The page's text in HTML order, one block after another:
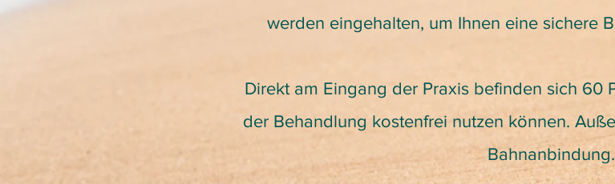
werden eingehalten, um Ihnen eine sichere
Direkt am Eingang der Praxis befinden sich 60
der Behandlung kostenfrei nutzen können.
Bahnanbindung.